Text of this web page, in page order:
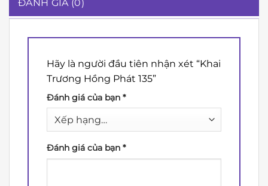
ĐÁNH GIÁ (0)
Hãy là người đầu tiên nhận xét “Khai
Trương Hồng Phát 135”
Đánh giá của bạn *
Đánh giá của bạn *